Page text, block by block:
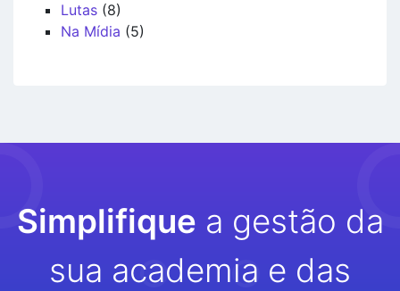
Lutas (8)
Na Mídia (5)
Simplifique a gestão da
sua academia e das